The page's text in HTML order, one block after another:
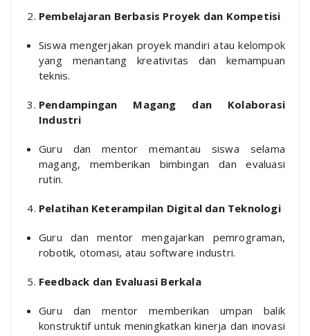
Pembelajaran Berbasis Proyek dan Kompetisi
Siswa mengerjakan proyek mandiri atau kelompok
yang menantang kreativitas dan kemampuan
teknis.
Pendampingan Magang dan Kolaborasi
Industri
Guru dan mentor memantau siswa selama
magang, memberikan bimbingan dan evaluasi
rutin.
Pelatihan Keterampilan Digital dan Teknologi
Guru dan mentor mengajarkan pemrograman,
robotik, otomasi, atau software industri.
Feedback dan Evaluasi Berkala
Guru dan mentor memberikan umpan balik
konstruktif untuk meningkatkan kinerja dan inovasi